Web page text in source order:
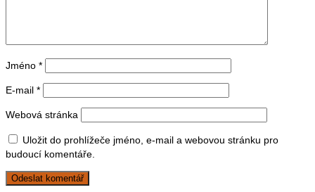
Jméno *
E-mail *
Webová stránka
Uložit do prohlížeče jméno, e-mail a webovou stránku pro
budoucí komentáře.